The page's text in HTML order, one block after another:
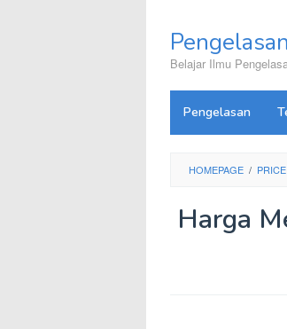
content
Belajar Ilmu
Pengelasan
HOMEPAGE /
Harga